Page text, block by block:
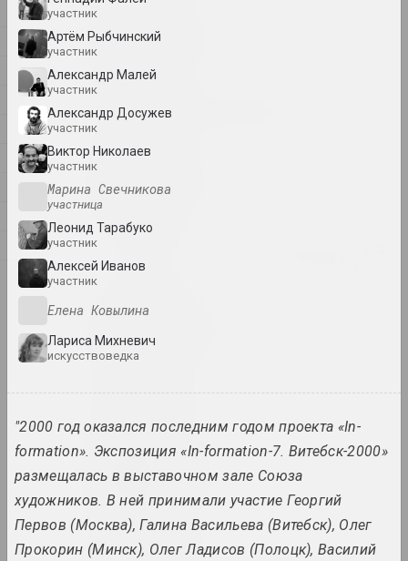
У
Ў
Ф
Ц
Ч
Щ
Ю
художник, критик, сценограф
художник
Роман Аксёнов
Владимир Акулов
Александр Акуционок
участник
Артём Рыбчинский
участник
Александр Малей
участник
Александр Досужев
участник
Виктор Николаев
участник
Марина Свечникова
участница
Леонид Тарабуко
участник
Алексей Иванов
участник
Елена Ковылина
Лариса Михневич
искусствоведка
"2000 год оказался последним годом проекта «In-
formation». Экспозиция «In-formation-7. Витебск-2000»
размещалась в выставочном зале Союза
художников. В ней принимали участие Георгий
Первов (Москва), Галина Васильева (Витебск), Олег
Прокорин (Минск), Олег Ладисов (Полоцк), Василий